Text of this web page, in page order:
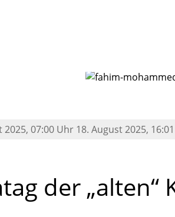
2025, 07:00 Uhr 18. August 2025,
der „alten“